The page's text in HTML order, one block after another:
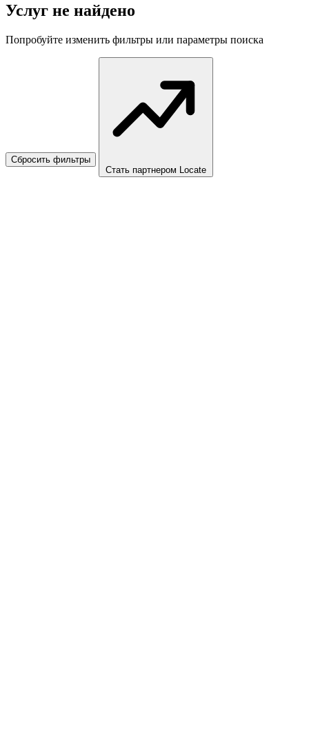
Услуг не найдено
Попробуйте изменить фильтры или параметры поиска
Сбросить фильтры
Стать партнером Locate